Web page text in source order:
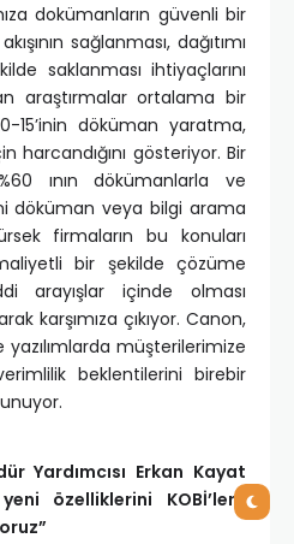
dokümanların güvenli bir
sağlanması, dağıtımı
saklanması ihtiyaçlarını
araştırmalar ortalama bir
15’inin döküman yaratma,
harcandığını gösteriyor. Bir
ının dökümanlarla ve
döküman veya bilgi arama
firmaların bu konuları
bir şekilde çözüme
arayışlar içinde olması
karşımıza çıkıyor. Canon,
müşterilerimize
beklentilerini birebir
Yardımcısı Erkan Kayat
özelliklerini KOBİ’lere